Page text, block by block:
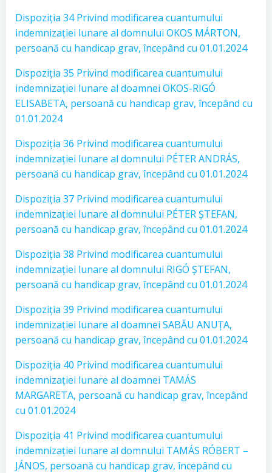
Dispoziția 34 Privind modificarea cuantumului
indemnizației lunare al domnului OKOS MÁRTON,
persoană cu handicap grav, începând cu 01.01.2024
Dispoziția 35 Privind modificarea cuantumului
indemnizației lunare al doamnei OKOS-RIGÓ
ELISABETA, persoană cu handicap grav, începând cu
01.01.2024
Dispoziția 36 Privind modificarea cuantumului
indemnizației lunare al domnului PÉTER ANDRÁS,
persoană cu handicap grav, începând cu 01.01.2024
Dispoziția 37 Privind modificarea cuantumului
indemnizației lunare al domnului PÉTER ȘTEFAN,
persoană cu handicap grav, începând cu 01.01.2024
Dispoziția 38 Privind modificarea cuantumului
indemnizației lunare al domnului RIGÓ ȘTEFAN,
persoană cu handicap grav, începând cu 01.01.2024
Dispoziția 39 Privind modificarea cuantumului
indemnizației lunare al doamnei SABĂU ANUȚA,
persoană cu handicap grav, începând cu 01.01.2024
Dispoziția 40 Privind modificarea cuantumului
indemnizației lunare al doamnei TAMÁS
MARGARETA, persoană cu handicap grav, începând
cu 01.01.2024
Dispoziția 41 Privind modificarea cuantumului
indemnizației lunare al domnului TAMÁS RÓBERT –
JÁNOS, persoană cu handicap grav, începând cu